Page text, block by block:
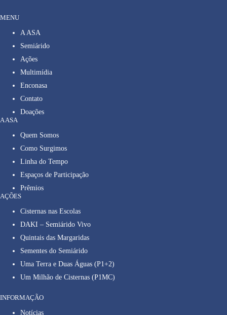
MENU
A ASA
Semiárido
Ações
Multimídia
Enconasa
Contato
Doações
A ASA
Quem Somos
Como Surgimos
Linha do Tempo
Espaços de Participação
Prêmios
AÇÕES
Cisternas nas Escolas
DAKI – Semiárido Vivo
Quintais das Margaridas
Sementes do Semiárido
Uma Terra e Duas Águas (P1+2)
Um Milhão de Cisternas (P1MC)
INFORMAÇÃO
Notícias